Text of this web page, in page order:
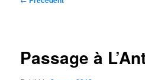
Passage à